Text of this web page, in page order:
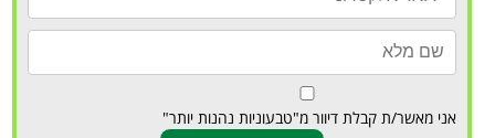
אני מאשר/ת קבלת דיוור מ"טבעוניות נהנות יותר"